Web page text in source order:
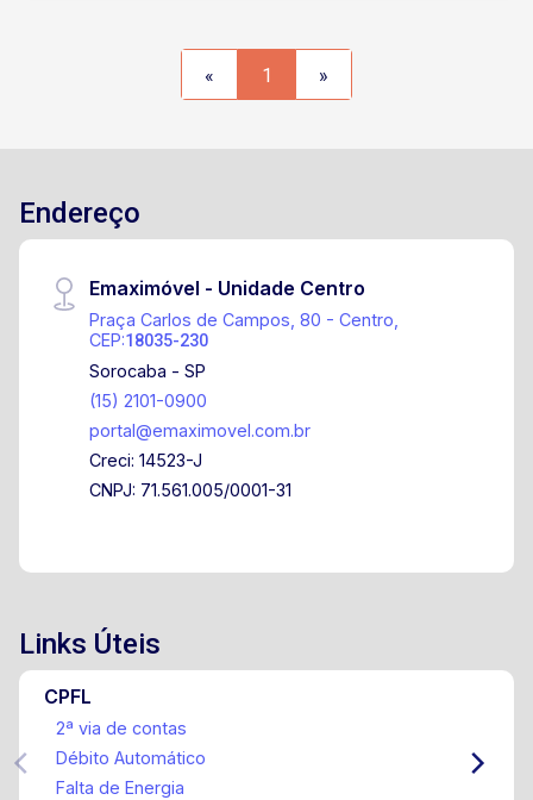
de acrílico. Cozinha espaçosa com revestimento
ate o teto, armários planejados e pia em granito.
este incrível apartamento com jardim. É a
oportunidade perfeita para viver com qualidade
Sorocaba!
« 1 »
Endereço
Emaximóvel - Unidade Centro
Praça Carlos de Campos, 80 - Centro,
CEP:18035-230
Sorocaba - SP
(15) 2101-0900
portal@emaximovel.com.br
Creci: 14523-J
CNPJ: 71.561.005/0001-31
Links Úteis
CPFL
2ª via de contas
Débito Automático
Falta de Energia